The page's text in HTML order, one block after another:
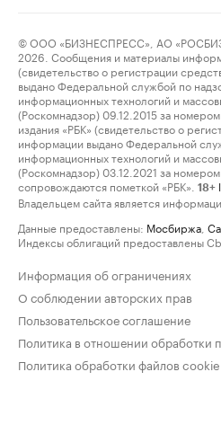
© ООО «БИЗНЕСПРЕСС», АО
2026. Сообщения и материалы
(свидетельство о регистрации
выдано Федеральной службой по
информационных технологий и
(Роскомнадзор) 09.12.2015 за
издания «РБК» (свидетельство о
информации выдано Федеральной
информационных технологий и
(Роскомнадзор) 03.12.2021 за
сопровождаются пометкой «РБК».
18+
Владельцем сайта является
Данные предоставлены: Мосбиржа
Индексы облигаций предоставлены
Информация об ограничениях
О соблюдении авторских прав
Пользовательское соглашение
Политика в отношении обработки
Политика обработки файлов cookie